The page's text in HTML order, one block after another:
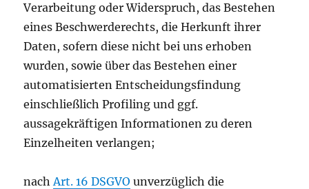
Verarbeitung oder Widerspruch, das Bestehen
eines Beschwerderechts, die Herkunft ihrer
Daten, sofern diese nicht bei uns erhoben
wurden, sowie über das Bestehen einer
automatisierten Entscheidungsfindung
einschließlich Profiling und ggf.
aussagekräftigen Informationen zu deren
Einzelheiten verlangen;
nachArt. 16 DSGVO unverzüglich die